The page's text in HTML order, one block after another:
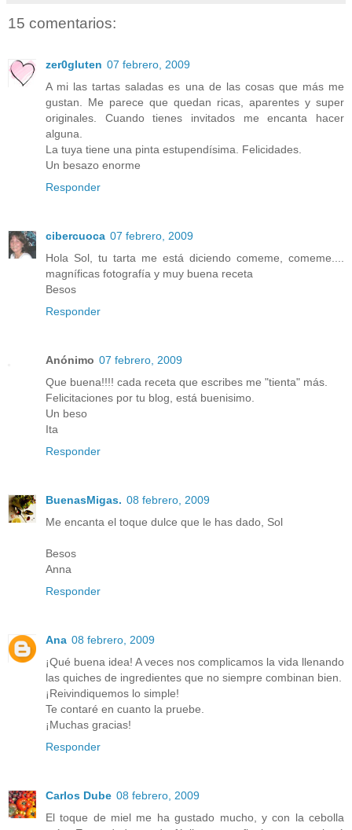
15 comentarios:
zer0gluten 07 febrero, 2009
A mi las tartas saladas es una de las cosas que más me
gustan. Me parece que quedan ricas, aparentes y super
originales. Cuando tienes invitados me encanta hacer
alguna.
La tuya tiene una pinta estupendísima. Felicidades.
Un besazo enorme
Responder
cibercuoca 07 febrero, 2009
Hola Sol, tu tarta me está diciendo comeme, comeme....
magníficas fotografía y muy buena receta
Besos
Responder
Anónimo 07 febrero, 2009
Que buena!!!! cada receta que escribes me "tienta" más.
Felicitaciones por tu blog, está buenisimo.
Un beso
Ita
Responder
BuenasMigas. 08 febrero, 2009
Me encanta el toque dulce que le has dado, Sol
Besos
Anna
Responder
Ana 08 febrero, 2009
¡Qué buena idea! A veces nos complicamos la vida llenando
las quiches de ingredientes que no siempre combinan bien.
¡Reivindiquemos lo simple!
Te contaré en cuanto la pruebe.
¡Muchas gracias!
Responder
Carlos Dube 08 febrero, 2009
El toque de miel me ha gustado mucho, y con la cebolla